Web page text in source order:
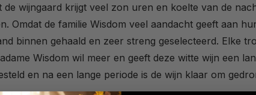
wijngaard krijgt veel zon uren en koelte van de
Omdat de familie Wisdom veel aandacht geeft aan
binnen gehaald en zeer streng geselecteerd. Elke
Wisdom wil meer en geeft deze witte wijn een
en na een lange periode is de wijn klaar om